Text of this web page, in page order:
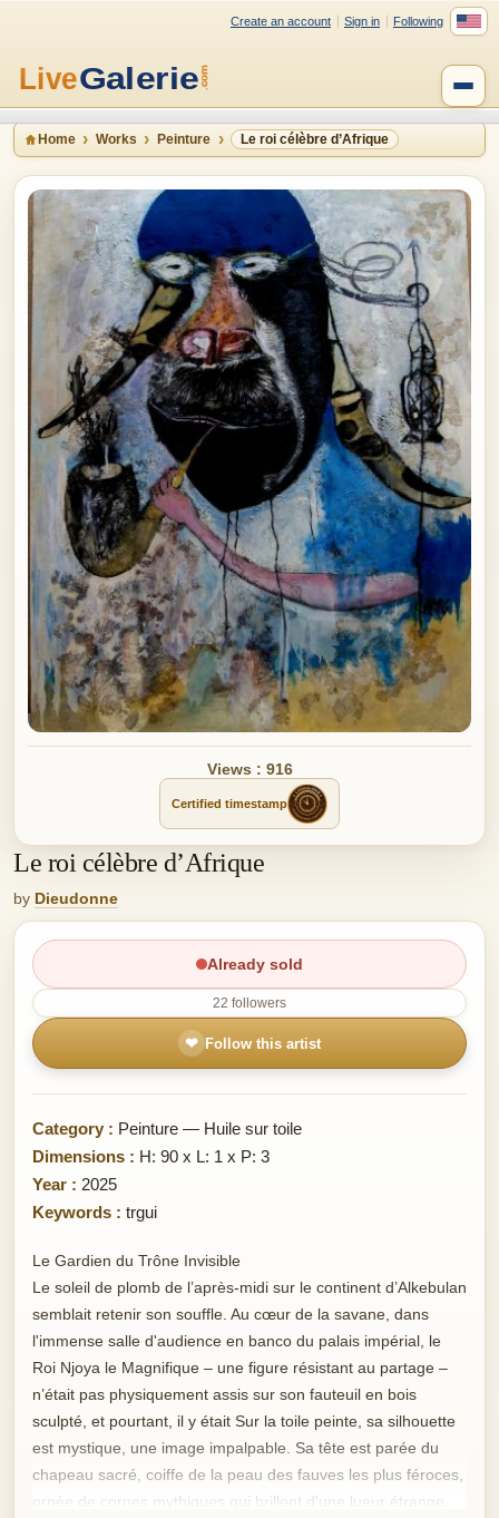
Create an account Sign in Following
Home Works Peinture Le roi célèbre d’Afrique
Views : 916
Certified timestamp
Le roi célèbre d’Afrique
by Dieudonne
Already sold
22 followers
❤ Follow this artist
Category : Peinture — Huile sur toile
Dimensions : H: 90 x L: 1 x P: 3
Year : 2025
Keywords : trgui
Le Gardien du Trône Invisible
Le soleil de plomb de l’après-midi sur le continent d’Alkebulan
semblait retenir son souffle. Au cœur de la savane, dans
l'immense salle d'audience en banco du palais impérial, le
Roi Njoya le Magnifique – une figure résistant au partage –
n’était pas physiquement assis sur son fauteuil en bois
sculpté, et pourtant, il y était Sur la toile peinte, sa silhouette
est mystique, une image impalpable. Sa tête est parée du
chapeau sacré, coiffe de la peau des fauves les plus féroces,
ornée de cornes mythiques qui brillent d'une lueur étrange,